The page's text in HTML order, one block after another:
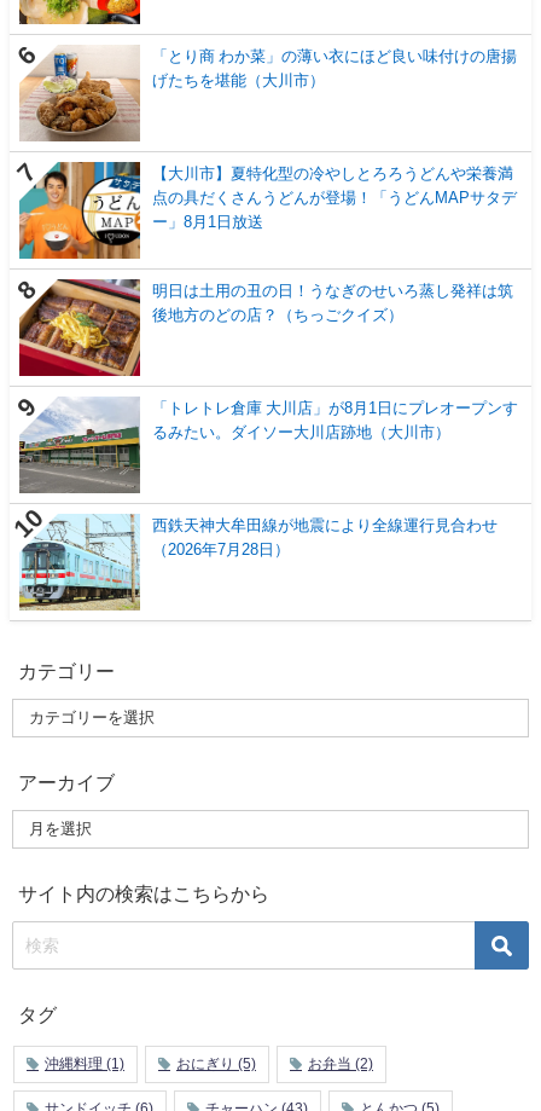
「とり商 わか菜」の薄い衣にほど良い味付けの唐揚
げたちを堪能（大川市）
【大川市】夏特化型の冷やしとろろうどんや栄養満
点の具だくさんうどんが登場！「うどんMAPサタデ
ー」8月1日放送
明日は土用の丑の日！うなぎのせいろ蒸し発祥は筑
後地方のどの店？（ちっごクイズ）
「トレトレ倉庫 大川店」が8月1日にプレオープンす
るみたい。ダイソー大川店跡地（大川市）
西鉄天神大牟田線が地震により全線運行見合わせ
（2026年7月28日）
カテゴリー
アーカイブ
サイト内の検索はこちらから
タグ
沖縄料理 (1) おにぎり (5) お弁当 (2)